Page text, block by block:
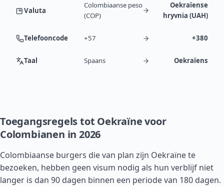
Valuta
Colombiaanse peso
(COP)
Oekraïense
hryvnia (UAH)
Telefooncode +57 +380
Taal Spaans Oekraïens
Toegangsregels tot Oekraïne voor
Colombianen in 2026
Colombiaanse burgers die van plan zijn Oekraïne te
bezoeken, hebben geen visum nodig als hun verblijf niet
langer is dan 90 dagen binnen een periode van 180 dagen.